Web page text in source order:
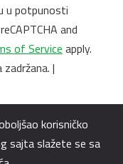
u potpunosti
and
of Service apply.
|
korisničko
sajta slažete se sa